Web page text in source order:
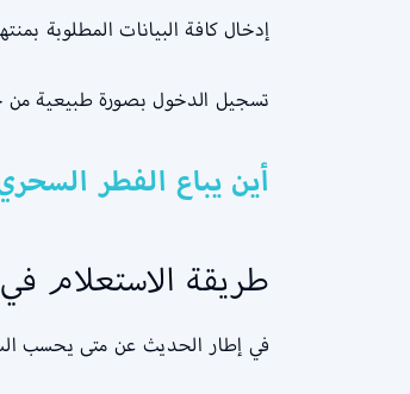
إدخال كافة البيانات المطلوبة
تسجيل الدخول بصورة طبيعية من
أين يباع الفطر
طريقة الاستعلام
في إطار الحديث عن متى يحسب